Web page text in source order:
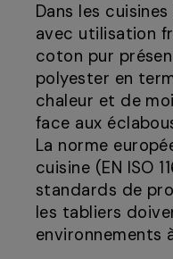
Dans les
avec utilisation
coton pur
polyester en
chaleur et de
face aux
La norme
cuisine (EN ISO
standards de
les tabliers
environnements